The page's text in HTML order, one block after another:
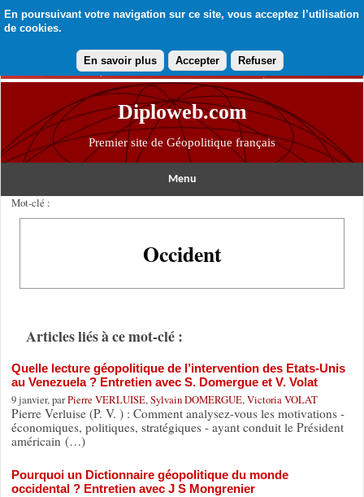
En poursuivant votre navigation sur ce site, vous acceptez l’utilisation
de cookies.
En savoir plus Accepter Refuser
Diploweb.com
Premier site de Géopolitique français
Menu
Mot-clé :
Occident
Articles liés à ce mot-clé :
Quelle lecture géopolitique de l’intervention des Etats-Unis
au Venezuela ? Entretien avec S. Domergue et V. Volat
9 janvier, parPierre VERLUISE, Sylvain DOMERGUE, Victoria VOLAT
Pierre Verluise (P. V. ) : Comment analysez-vous les motivations -
économiques, politiques, stratégiques - ayant conduit le Président
américain (…)
Pourquoi un Dictionnaire géopolitique du monde
occidental ? Entretien avec J S Mongrenier